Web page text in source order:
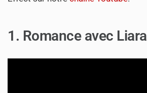
1. Romance avec Liara